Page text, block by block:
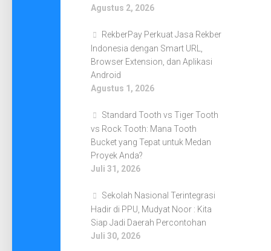
Agustus 2, 2026
RekberPay Perkuat Jasa Rekber
Indonesia dengan Smart URL,
Browser Extension, dan Aplikasi
Android
Agustus 1, 2026
Standard Tooth vs Tiger Tooth
vs Rock Tooth: Mana Tooth
Bucket yang Tepat untuk Medan
Proyek Anda?
Juli 31, 2026
Sekolah Nasional Terintegrasi
Hadir di PPU, Mudyat Noor : Kita
Siap Jadi Daerah Percontohan
Juli 30, 2026